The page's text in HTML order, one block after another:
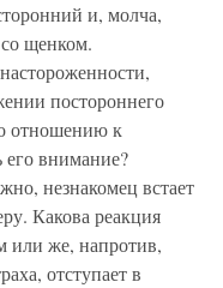
и, молча,
щенком.
постороннего
отношению к
его внимание?
незнакомец встает
Какова реакция
или же, напротив,
отступает в